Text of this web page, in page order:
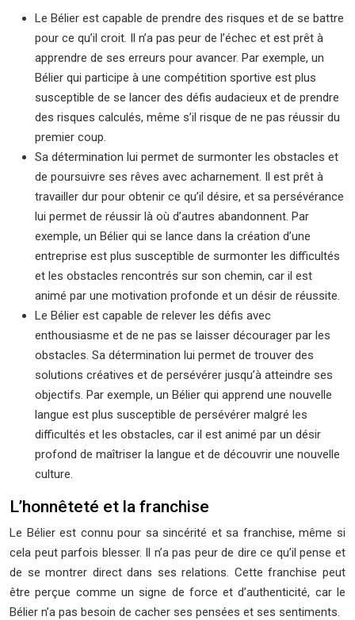
Le Bélier est capable de prendre des risques et de se battre
pour ce qu’il croit. Il n’a pas peur de l’échec et est prêt à
apprendre de ses erreurs pour avancer. Par exemple, un
Bélier qui participe à une compétition sportive est plus
susceptible de se lancer des défis audacieux et de prendre
des risques calculés, même s’il risque de ne pas réussir du
premier coup.
Sa détermination lui permet de surmonter les obstacles et
de poursuivre ses rêves avec acharnement. Il est prêt à
travailler dur pour obtenir ce qu’il désire, et sa persévérance
lui permet de réussir là où d’autres abandonnent. Par
exemple, un Bélier qui se lance dans la création d’une
entreprise est plus susceptible de surmonter les difficultés
et les obstacles rencontrés sur son chemin, car il est
animé par une motivation profonde et un désir de réussite.
Le Bélier est capable de relever les défis avec
enthousiasme et de ne pas se laisser décourager par les
obstacles. Sa détermination lui permet de trouver des
solutions créatives et de persévérer jusqu’à atteindre ses
objectifs. Par exemple, un Bélier qui apprend une nouvelle
langue est plus susceptible de persévérer malgré les
difficultés et les obstacles, car il est animé par un désir
profond de maîtriser la langue et de découvrir une nouvelle
culture.
L’honnêteté et la franchise
Le Bélier est connu pour sa sincérité et sa franchise, même si
cela peut parfois blesser. Il n’a pas peur de dire ce qu’il pense et
de se montrer direct dans ses relations. Cette franchise peut
être perçue comme un signe de force et d’authenticité, car le
Bélier n’a pas besoin de cacher ses pensées et ses sentiments.